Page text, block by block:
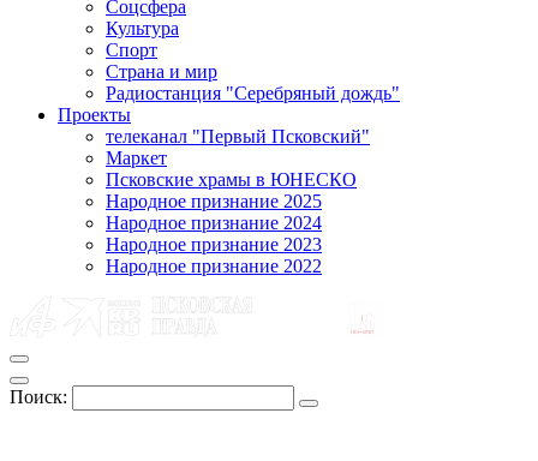
Соцсфера
Культура
Спорт
Страна и мир
Радиостанция "Серебряный дождь"
Проекты
телеканал "Первый Псковский"
Маркет
Псковские храмы в ЮНЕСКО
Народное признание 2025
Народное признание 2024
Народное признание 2023
Народное признание 2022
Поиск: